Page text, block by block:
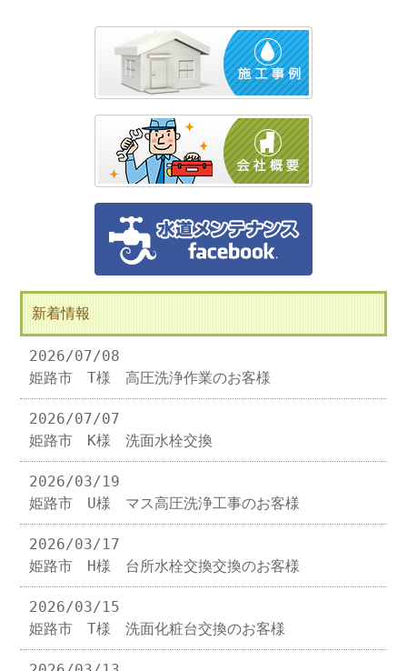
新着情報
2026/07/08
姫路市 T様 高圧洗浄作業のお客様
2026/07/07
姫路市 K様 洗面水栓交換
2026/03/19
姫路市 U様 マス高圧洗浄工事のお客様
2026/03/17
姫路市 H様 台所水栓交換交換のお客様
2026/03/15
姫路市 T様 洗面化粧台交換のお客様